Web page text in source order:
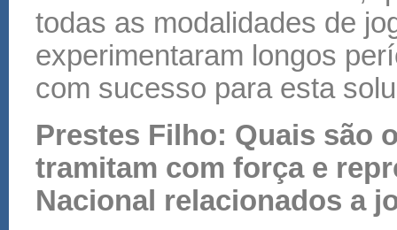
todas as modalidades de
experimentaram longos
com sucesso para esta
Prestes Filho: Quais são
tramitam com força e
Nacional relacionados a